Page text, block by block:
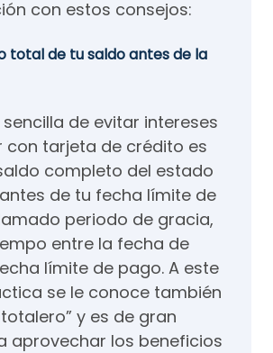
con estos consejos:
total de tu saldo antes de la
de evitar intereses
con tarjeta de crédito es
completo del estado
de tu fecha límite de
periodo de gracia,
entre la fecha de
límite de pago. A este
se le conoce también
y es de gran
aprovechar los beneficios